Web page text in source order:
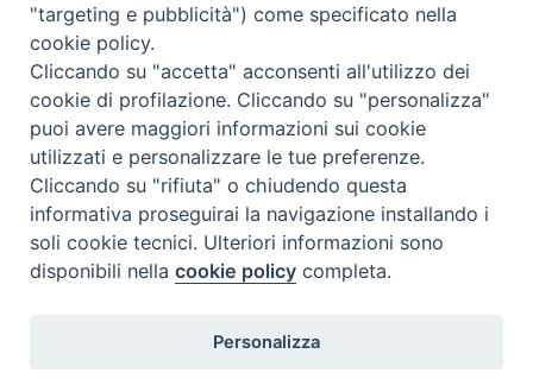
Contatti & Info
C.ne Aurelia, 50 – 00165 Roma
Contatti
Scrivi a: cnvf@chiesacattolica.it
"targeting e pubblicità") come specificato nella
cookie policy.
Cliccando su "accetta" acconsenti all'utilizzo dei
cookie di profilazione. Cliccando su "personalizza"
puoi avere maggiori informazioni sui cookie
utilizzati e personalizzare le tue preferenze.
Cliccando su "rifiuta" o chiudendo questa
informativa proseguirai la navigazione installando i
soli cookie tecnici. Ulteriori informazioni sono
disponibili nellacookie policy completa.
Personalizza